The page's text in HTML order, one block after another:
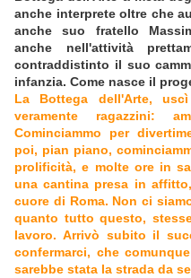
anche interprete oltre che
anche suo fratello
anche nell'attività
contraddistinto il suo
infanzia. Come nasce il
La Bottega dell'Arte,
veramente ragazzini:
Cominciammo per
poi, pian piano,
prolificità, e molte ore in
una cantina presa in
cuore di Roma. Non ci
quanto tutto questo,
lavoro. Arrivò subito il
confermarci, che
sarebbe stata la strada da